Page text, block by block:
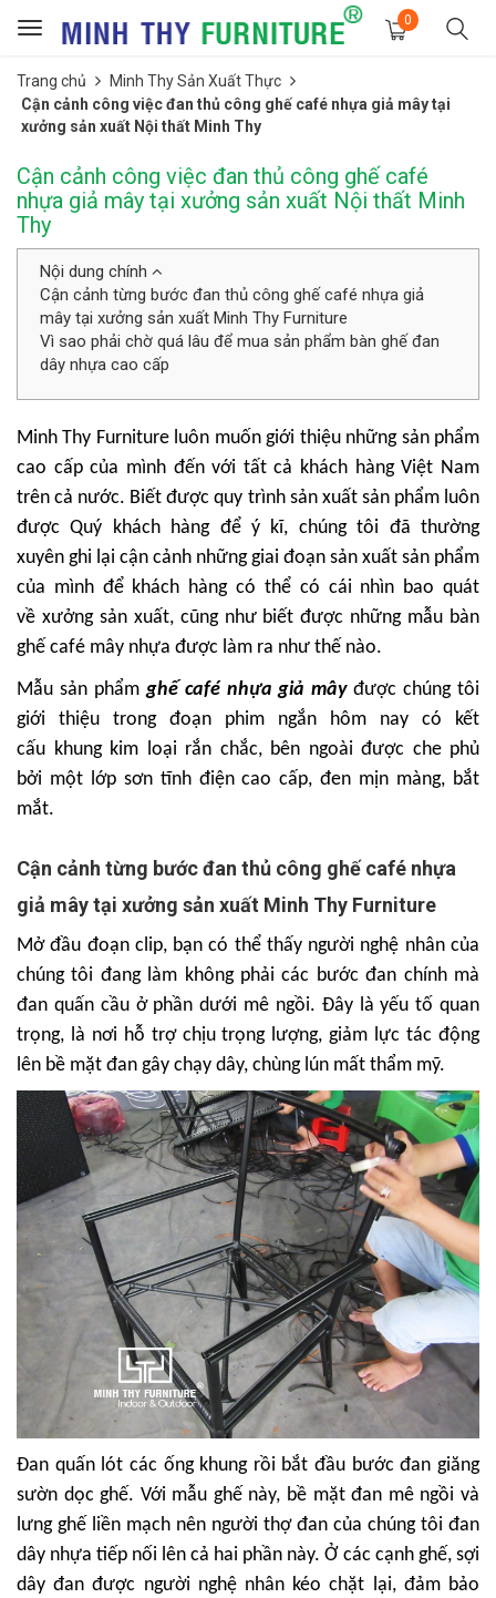
Toggle
0
Trang chủ
Minh Thy Sản Xuất Thực
Cận cảnh công việc đan thủ công ghế café nhựa giả mây tại
xưởng sản xuất Nội thất Minh Thy
Cận cảnh công việc đan thủ công ghế café
nhựa giả mây tại xưởng sản xuất Nội thất Minh
Thy
Nội dung chính
Cận cảnh từng bước đan thủ công ghế café nhựa giả
mây tại xưởng sản xuất Minh Thy Furniture
Vì sao phải chờ quá lâu để mua sản phẩm bàn ghế đan
dây nhựa cao cấp
Minh Thy Furniture luôn muốn giới thiệu những sản phẩm
cao cấp của mình đến với tất cả khách hàng Việt Nam
trên cả nước. Biết được quy trình sản xuất sản phẩm luôn
được Quý khách hàng để ý kĩ, chúng tôi đã thường
xuyên ghi lại cận cảnh những giai đoạn sản xuất sản phẩm
của mình để khách hàng có thể có cái nhìn bao quát
về xưởng sản xuất, cũng như biết được những mẫu bàn
ghế café mây nhựa được làm ra như thế nào.
Mẫu sản phẩmghế café nhựa giả mâyđược chúng tôi
giới thiệu trong đoạn phim ngắn hôm nay có kết
cấu khung kim loại rắn chắc, bên ngoài được che phủ
bởi một lớp sơn tĩnh điện cao cấp, đen mịn màng, bắt
mắt.
Cận cảnh từng bước đan thủ công ghế café nhựa
giả mây tại xưởng sản xuất Minh Thy Furniture
Mở đầu đoạn clip, bạn có thể thấy người nghệ nhân của
chúng tôi đang làm không phải các bước đan chính mà
đan quấn cầu ở phần dưới mê ngồi. Đây là yếu tố quan
trọng, là nơi hỗ trợ chịu trọng lượng, giảm lực tác động
lên bề mặt đan gây chạy dây, chùng lún mất thẩm mỹ.
Đan quấn lót các ống khung rồi bắt đầu bước đan giăng
sườn dọc ghế. Với mẫu ghế này, bề mặt đan mê ngồi và
lưng ghế liền mạch nên người thợ đan của chúng tôi đan
dây nhựa tiếp nối lên cả hai phần này. Ở các cạnh ghế, sợi
dây đan được người nghệ nhân kéo chặt lại, đảm bảo